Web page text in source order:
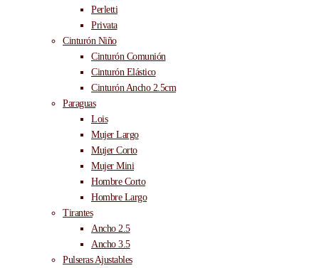
Perletti
Privata
Cinturón Niño
Cinturón Comunión
Cinturón Elástico
Cinturón Ancho 2.5cm
Paraguas
Lois
Mujer Largo
Mujer Corto
Mujer Mini
Hombre Corto
Hombre Largo
Tirantes
Ancho 2.5
Ancho 3.5
Pulseras Ajustables